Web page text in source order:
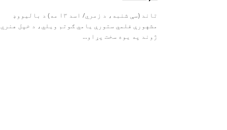
تاند (سې شنبه، د زمري/ اسد ۱۳ مه) د بالیووډ
مشهورې فلمي ستورې یامي ګوتم ویلي، د خپل هنري
ژوند په یوه سخت پړاو...